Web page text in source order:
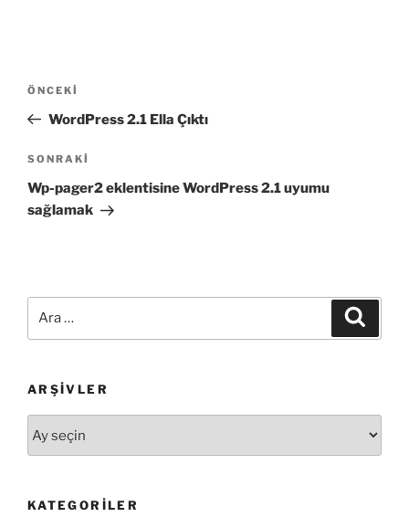
Yazı
Önceki
Yazı
ÖNCEKI
WordPress 2.1 Ella Çıktı
Sonraki
Yazı
SONRAKI
Wp-pager2 eklentisine WordPress 2.1 uyumu
sağlamak
ARŞIVLER
KATEGORILER